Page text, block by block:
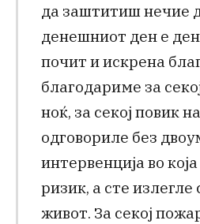
да заштитиш нечие
денешниот ден е
почит и искрена
благодариме за
ноќ, за секој повик
одговориле без
интервенција во
ризик, а сте излегле
живот. За секој